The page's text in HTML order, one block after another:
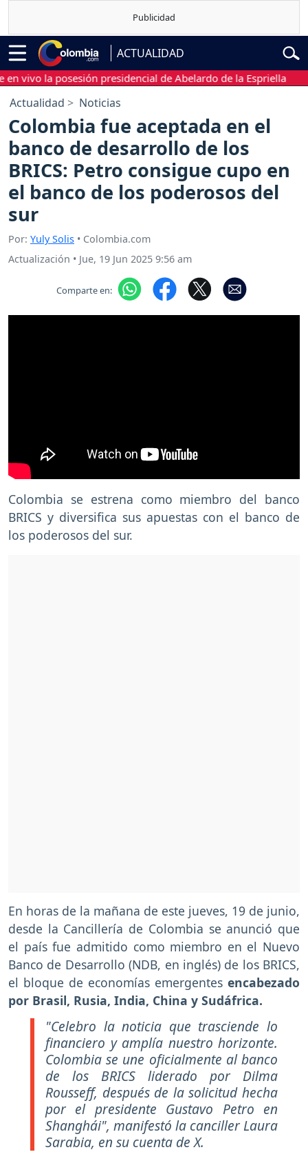
ACTUALIDAD
la posesión presidencial de Abelardo de la Espriella
Actualidad Noticias
Colombia fue aceptada en el
banco de desarrollo de los
BRICS: Petro consigue cupo en
el banco de los poderosos del
sur
Por: Yuly Solis • Colombia.com
Actualización • Jue, 19 Jun 2025 9:56 am
Comparte en:
Colombia se estrena como miembro del banco
BRICS y diversifica sus apuestas con el banco de
los poderosos del sur.
En horas de la mañana de este jueves, 19 de junio,
desde la Cancillería de Colombia se anunció que
el país fue admitido como miembro en el Nuevo
Banco de Desarrollo (NDB, en inglés) de los BRICS,
el bloque de economías emergentes encabezado
por Brasil, Rusia, India, China y Sudáfrica.
"Celebro la noticia que trasciende lo
financiero y amplía nuestro horizonte.
Colombia se une oficialmente al banco
de los BRICS liderado por Dilma
Rousseff, después de la solicitud hecha
por el presidente Gustavo Petro en
Shanghái", manifestó la canciller Laura
Sarabia, en su cuenta de X.